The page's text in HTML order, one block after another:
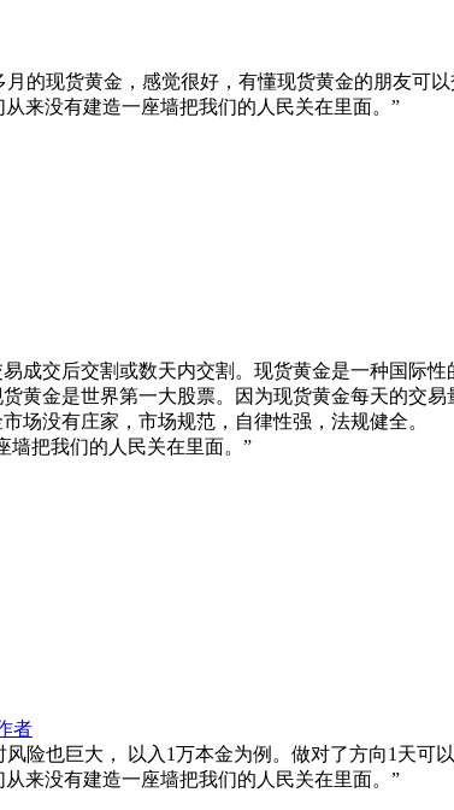
的现货黄金，感觉很好，有懂现货黄金的朋友可
来没有建造一座墙把我们的人民关在里面。”
成交后交割或数天内交割。现货黄金是一种国际
黄金是世界第一大股票。因为现货黄金每天的交
场没有庄家，市场规范，自律性强，法规健全。
墙把我们的人民关在里面。”
者
险也巨大， 以入1万本金为例。做对了方向1天可
来没有建造一座墙把我们的人民关在里面。”